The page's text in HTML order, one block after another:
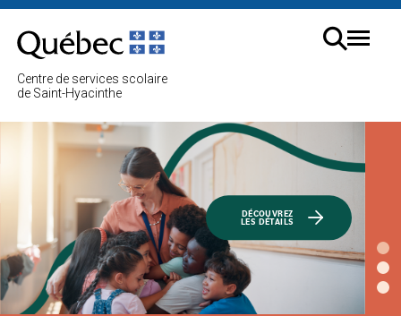
au
contenu
Centre de services scolaire
de Saint-Hyacinthe
Menu
DÉCOUVREZ
LES DÉTAILS